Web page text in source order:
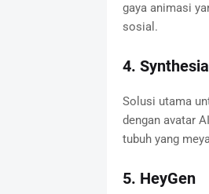
gaya animasi
sosial.
4. Synthesia
Solusi utama
dengan avatar
tubuh yang
5. HeyGen